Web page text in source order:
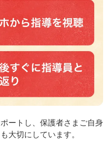
ートし、保護者さまご自身
大切にしています。